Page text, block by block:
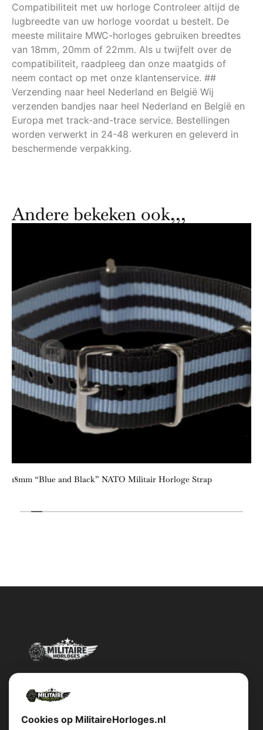
Compatibiliteit met uw horloge Controleer altijd de
lugbreedte van uw horloge voordat u bestelt. De
meeste militaire MWC-horloges gebruiken breedtes
van 18mm, 20mm of 22mm. Als u twijfelt over de
compatibiliteit, raadpleeg dan onze maatgids of
neem contact op met onze klantenservice. ##
Verzending naar heel Nederland en België Wij
verzenden bandjes naar heel Nederland en België en
Europa met track-and-trace service. Bestellingen
worden verwerkt in 24-48 werkuren en geleverd in
beschermende verpakking.
Andere bekeken ook,,,
18mm “Blue and Black” NATO Militair Horloge Strap
Militairehorloges.nl is de exclusieve importeur en distributeur van
Cookies op MilitaireHorloges.nl